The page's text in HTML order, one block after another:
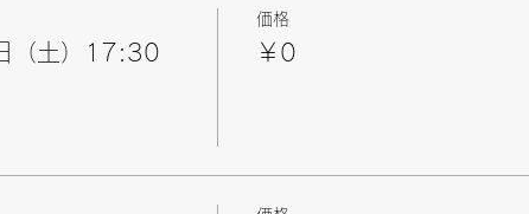
（土）17:30
価格
￥0